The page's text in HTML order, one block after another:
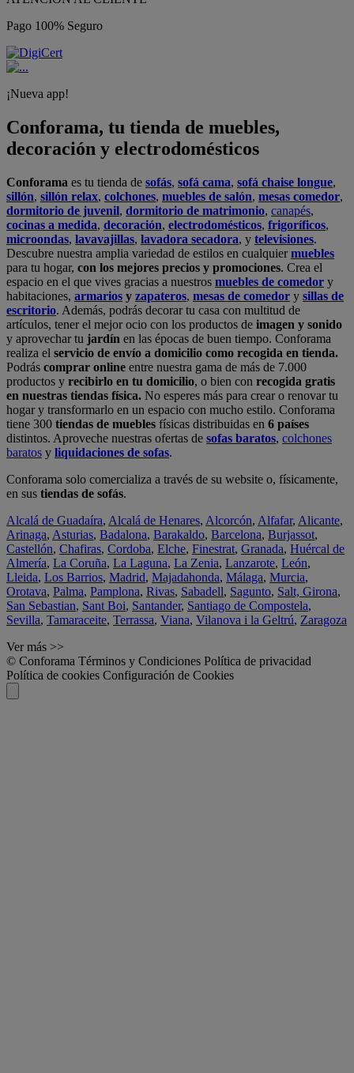
Pago 100% Seguro
¡Nueva app!
Conforama, tu tienda de muebles,
decoración y electrodomésticos
Conforama es tu tienda de sofás, sofá cama, sofá chaise longue,
sillón, sillón relax, colchones, muebles de salón, mesas comedor,
dormitorio de juvenil, dormitorio de matrimonio, canapés,
cocinas a medida, decoración, electrodomésticos, frigoríficos,
microondas, lavavajillas, lavadora secadora, y televisiones.
Descubre nuestra amplia variedad de estilos en cualquiermuebles
para tu hogar, con los mejores precios y promociones. Crea el
espacio en el que vives gracias a nuestros muebles de comedor y
habitaciones, armarios y zapateros, mesas de comedor y sillas de
escritorio. Además, podrás decorar tu casa con multitud de
artículos, tener el mejor ocio con los productos de imagen y sonido
y aprovechar tu jardín en las épocas de buen tiempo. Conforama
realiza el servicio de envío a domicilio como recogida en tienda.
Podrás comprar online entre nuestra gama de más de 7.000
productos y recibirlo en tu domicilio, o bien con recogida gratis
en nuestras tiendas física. No esperes más para crear o renovar tu
hogar y transformarlo en un espacio con mucho estilo. Conforama
tiene 300 tiendas de muebles físicas distribuidas en 6 países
distintos. Aproveche nuestras ofertas de sofas baratos, colchones
baratos y liquidaciones de sofas.
Conforama solo comercializa a través de su website o, físicamente,
en sus tiendas de sofás.
Alcalá de Guadaíra, Alcalá de Henares, Alcorcón, Alfafar, Alicante,
Arinaga, Asturias, Badalona, Barakaldo, Barcelona, Burjassot,
Castellón, Chafiras, Cordoba, Elche, Finestrat, Granada, Huércal de
Almería, La Coruña, La Laguna, La Zenia, Lanzarote, León,
Lleida, Los Barrios, Madrid, Majadahonda, Málaga, Murcia,
Orotava, Palma, Pamplona, Rivas, Sabadell, Sagunto, Salt, Girona,
San Sebastian, Sant Boi, Santander, Santiago de Compostela,
Sevilla, Tamaraceite, Terrassa, Viana, Vilanova i la Geltrú, Zaragoza
Ver más >>
© Conforama Términos y Condiciones Política de privacidad
Política de cookies Configuración de Cookies